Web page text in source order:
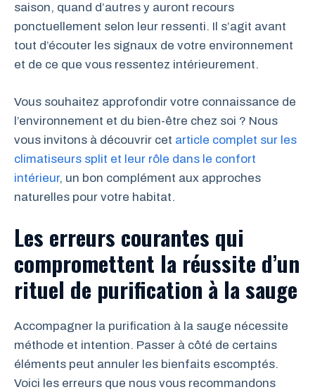
saison, quand d’autres y auront recours
ponctuellement selon leur ressenti. Il s’agit avant
tout d’écouter les signaux de votre environnement
et de ce que vous ressentez intérieurement.
Vous souhaitez approfondir votre connaissance de
l’environnement et du bien-être chez soi ? Nous
vous invitons à découvrir cet article complet sur les
climatiseurs split et leur rôle dans le confort
intérieur, un bon complément aux approches
naturelles pour votre habitat.
Les erreurs courantes qui
compromettent la réussite d’un
rituel de purification à la sauge
Accompagner la purification à la sauge nécessite
méthode et intention. Passer à côté de certains
éléments peut annuler les bienfaits escomptés.
Voici les erreurs que nous vous recommandons